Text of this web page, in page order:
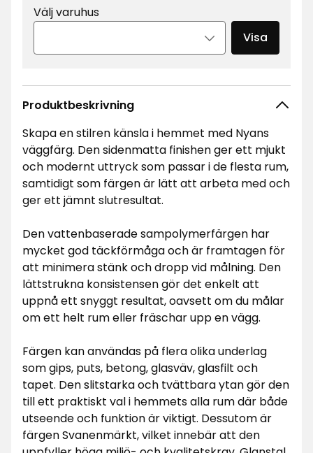
Välj varuhus
Visa
Produktbeskrivning
Skapa en stilren känsla i hemmet med Nyans
väggfärg. Den sidenmatta finishen ger ett mjukt
och modernt uttryck som passar i de flesta rum,
samtidigt som färgen är lätt att arbeta med och
ger ett jämnt slutresultat.
Den vattenbaserade sampolymerfärgen har
mycket god täckförmåga och är framtagen för
att minimera stänk och dropp vid målning. Den
lättstrukna konsistensen gör det enkelt att
uppnå ett snyggt resultat, oavsett om du målar
om ett helt rum eller fräschar upp en vägg.
Färgen kan användas på flera olika underlag
som gips, puts, betong, glasväv, glasfilt och
tapet. Den slitstarka och tvättbara ytan gör den
till ett praktiskt val i hemmets alla rum där både
utseende och funktion är viktigt. Dessutom är
färgen Svanenmärkt, vilket innebär att den